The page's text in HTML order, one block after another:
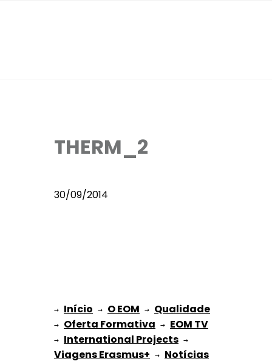
THERM_2
30/09/2014
→ Início → O EOM → Qualidade
→ Oferta Formativa → EOM TV
→ International Projects
Viagens Erasmus+ → Notícias